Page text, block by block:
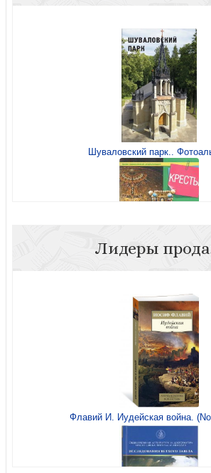
Шуваловский парк..
Житков Б. Вечер. Почта. Про слона и
для детей
Лидеры
Флавий И. Иудейская война.